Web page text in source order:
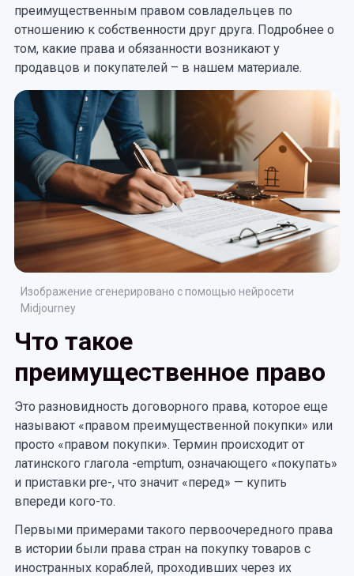
преимущественным правом совладельцев по
отношению к собственности друг друга. Подробнее о
том, какие права и обязанности возникают у
продавцов и покупателей – в нашем материале.
Изображение сгенерировано с помощью нейросети
Midjourney
Что такое
преимущественное право
Это разновидность договорного права, которое еще
называют «правом преимущественной покупки» или
просто «правом покупки». Термин происходит от
латинского глагола -emptum, означающего «покупать»
и приставки pre-, что значит «перед» — купить
впереди кого-то.
Первыми примерами такого первоочередного права
в истории были права стран на покупку товаров с
иностранных кораблей, проходивших через их